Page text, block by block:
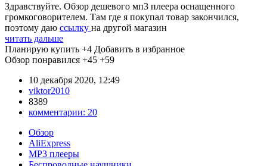
Здравствуйте. Обзор дешевого мп3 плеера оснащенного
громкоговорителем. Там где я покупал товар закончился,
поэтому даю ссылку на другой магазин
читать дальше
Планирую купить +4 Добавить в избранное
Обзор понравился +45 +59
10 декабря 2020, 12:49
viktor2010
8389
комментарии: 20
Обзор
AliExpress
MP3 плееры